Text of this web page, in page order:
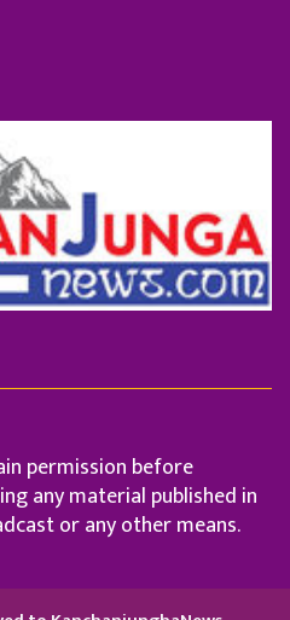
permission before
any material published in
or any other means.